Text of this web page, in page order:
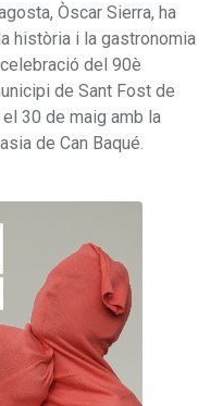
Òscar Sierra, ha
història i la gastronomia
del 90è
de Sant Fost de
30 de maig amb la
de Can Baqué.